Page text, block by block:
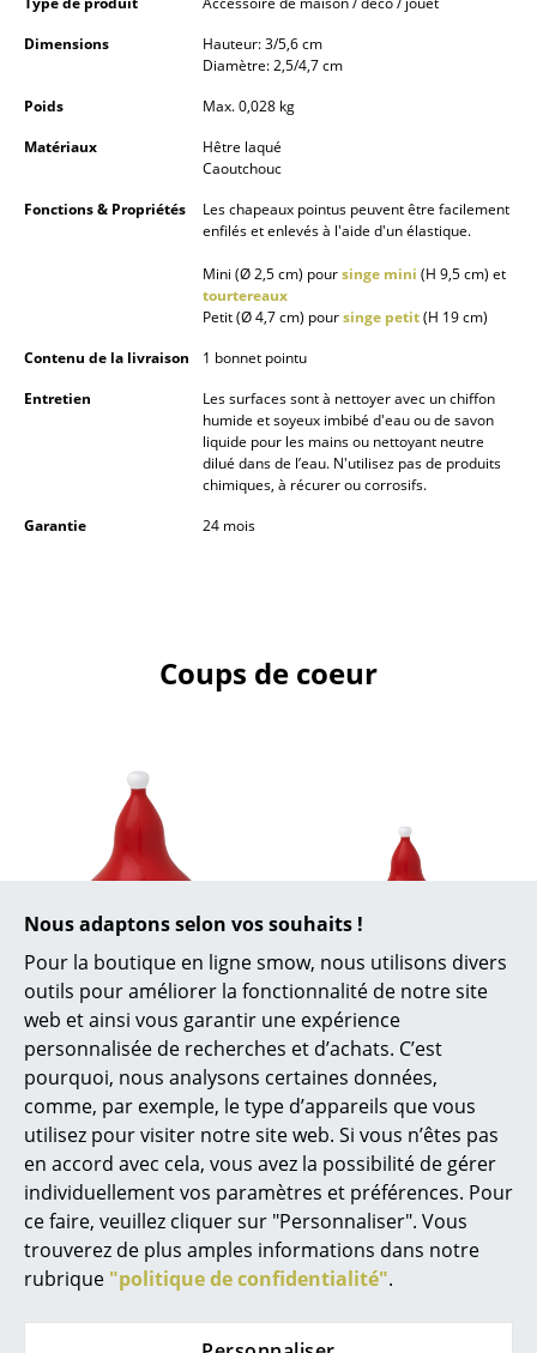
Nous adaptons selon vos souhaits !
Pour la boutique en ligne smow, nous utilisons divers
outils pour améliorer la fonctionnalité de notre site
web et ainsi vous garantir une expérience
personnalisée de recherches et d’achats. C’est
pourquoi, nous analysons certaines données,
comme, par exemple, le type d’appareils que vous
utilisez pour visiter notre site web. Si vous n’êtes pas
en accord avec cela, vous avez la possibilité de gérer
individuellement vos paramètres et préférences. Pour
ce faire, veuillez cliquer sur "Personnaliser". Vous
trouverez de plus amples informations dans notre
rubrique "politique de confidentialité".
Caissons roulants et Meubles d’appoint
Garde-robes
Petits rangements
Pièces détachées
... voir tous les rangements
Suspensions & Plafonniers
Lampes sans fil
... voir tous les luminaires
Lits doubles
Lits simples
Lits empilables
Lits enfants
Tables de chevet et Accessoires de lit
... voir tous les lits
Accessoires
Horloges
Dimensions
Hauteur: 3/5,6 cm
Diamètre: 2,5/4,7 cm
Poids
Max. 0,028 kg
Matériaux
Hêtre laqué
Caoutchouc
Fonctions & Propriétés
Les chapeaux pointus peuvent être facilement
enfilés et enlevés à l'aide d'un élastique.
Mini (Ø 2,5 cm) poursinge mini (H 9,5 cm) et
tourtereaux
Petit (Ø 4,7 cm) poursinge petit(H 19 cm)
Contenu de la livraison
1 bonnet pointu
Entretien
Les surfaces sont à nettoyer avec un chiffon
humide et soyeux imbibé d'eau ou de savon
liquide pour les mains ou nettoyant neutre
dilué dans de l’eau. N'utilisez pas de produits
chimiques, à récurer ou corrosifs.
Garantie
24 mois
Coups de coeur
Kay Bojesen
Figurine Bonnet
Zipfel, Petit (Ø 4,7
cm)
24,16 €
Plus de 3 x en stock,
livraison sous 2-5 jours
ouvrables (pays de
livraison France)
Kay Bojesen
Figurine Bonnet
Zipfel, Mini (Ø 2,5 cm)
19,11 €
3 x en stock, livraison sous
2-5 jours ouvrables (pays
de livraison France)
Vous aimerez aussi